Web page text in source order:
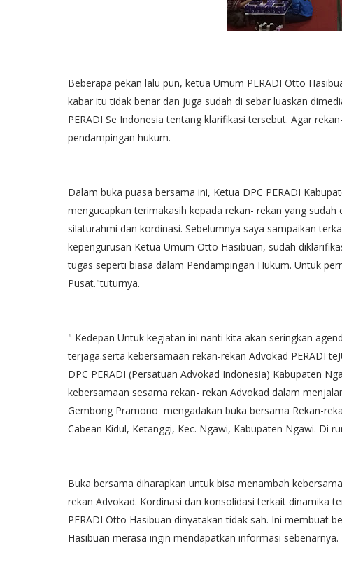
Beberapa pekan lalu pun, ketua Umum PERADI Otto
kabar itu tidak benar dan juga sudah di sebar luaskan
PERADI Se Indonesia tentang klarifikasi tersebut. Agar
pendampingan hukum.
Dalam buka puasa bersama ini, Ketua DPC PERADI
mengucapkan terimakasih kepada rekan- rekan yang
silaturahmi dan kordinasi. Sebelumnya saya sampaikan
kepengurusan Ketua Umum Otto Hasibuan, sudah
tugas seperti biasa dalam Pendampingan Hukum. Untuk
Pusat."tuturnya.
" Kedepan Untuk kegiatan ini nanti kita akan seringkan
terjaga.serta kebersamaan rekan-rekan Advokad PERADI
DPC PERADI (Persatuan Advokad Indonesia) Kabupaten
kebersamaan sesama rekan- rekan Advokad dalam
Gembong Pramono mengadakan buka bersama Rekan-
Cabean Kidul, Ketanggi, Kec. Ngawi, Kabupaten Ngawi. Di
Buka bersama diharapkan untuk bisa menambah
rekan Advokad. Kordinasi dan konsolidasi terkait dinamika
PERADI Otto Hasibuan dinyatakan tidak sah. Ini membuat
Hasibuan merasa ingin mendapatkan informasi sebenarnya.